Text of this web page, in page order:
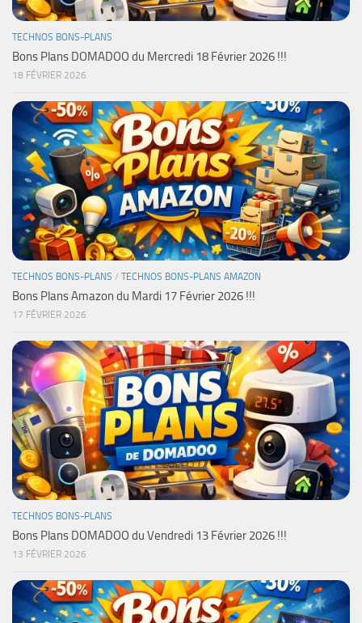
TECHNOS BONS-PLANS
Bons Plans DOMADOO du Mercredi 18 Février 2026 !!!
18 FÉVRIER 2026
TECHNOS BONS-PLANS / TECHNOS BONS-PLANS AMAZON
Bons Plans Amazon du Mardi 17 Février 2026 !!!
17 FÉVRIER 2026
TECHNOS BONS-PLANS
Bons Plans DOMADOO du Vendredi 13 Février 2026 !!!
13 FÉVRIER 2026